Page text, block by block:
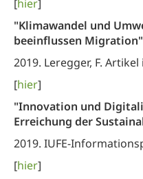
[hier]
"Klimawandel und
beeinflussen Migration"
2019. Leregger, F.
[hier]
"Innovation und
Erreichung der
2019. IUFE-
[hier]